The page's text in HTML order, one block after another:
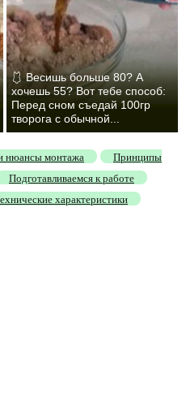
🩱 Весишь больше 80? А
хочешь 55? Вот тебе способ:
Перед сном съедай 100гр
творога с обычной...
нюансы монтажа
Принципы
Подготавливаемся к работе
характеристики